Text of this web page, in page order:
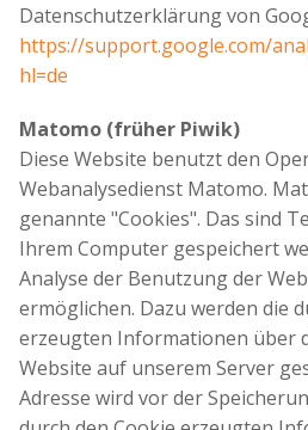
Datenschutzerklärung von
https://support.google.com/
hl=de
Matomo (früher Piwik)
Diese Website benutzt den
Webanalysedienst Matomo.
genannte "Cookies". Das sind
Ihrem Computer gespeichert
Analyse der Benutzung der
ermöglichen. Dazu werden die
erzeugten Informationen über
Website auf unserem Server
Adresse wird vor der